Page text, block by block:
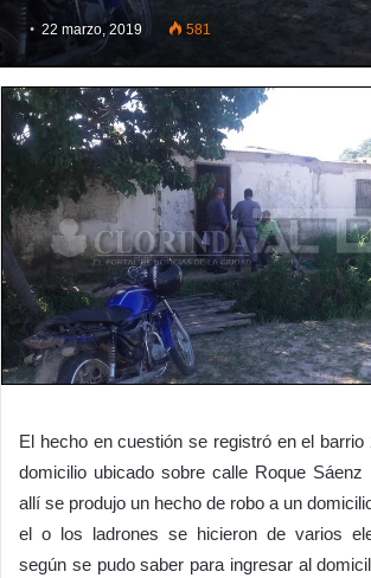
22 marzo, 2019 581
El hecho en cuestión se registró en el barrio
domicilio ubicado sobre calle Roque Sáenz
allí se produjo un hecho de robo a un
el o los ladrones se hicieron de varios
según se pudo saber para ingresar al